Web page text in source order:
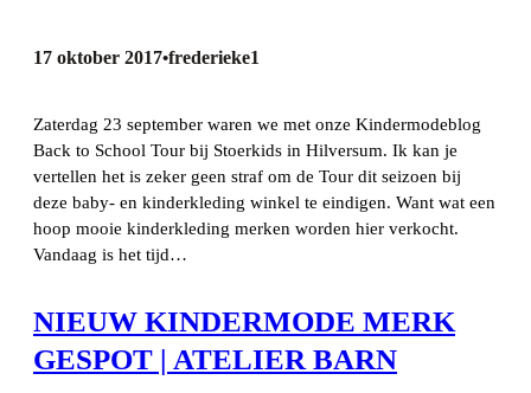
17 oktober 2017•frederieke1
Zaterdag 23 september waren we met onze Kindermodeblog
Back to School Tour bij Stoerkids in Hilversum. Ik kan je
vertellen het is zeker geen straf om de Tour dit seizoen bij
deze baby- en kinderkleding winkel te eindigen. Want wat een
hoop mooie kinderkleding merken worden hier verkocht.
Vandaag is het tijd…
NIEUW KINDERMODE MERK
GESPOT | ATELIER BARN